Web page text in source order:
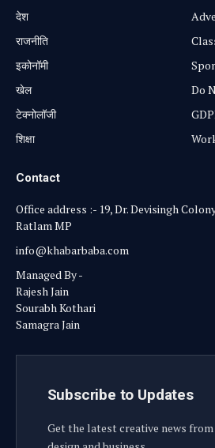
⁠देश
राजनीति
⁠इकोनॉमी
खेल
टेक्नोलॉजी
शिक्षा
Do
Contact
Office address :- 19, Dr. Devisingh
Ratlam MP
info@khabarbaba.com
Managed By -
Rajesh Jain
Sourabh Kothari
Samagra Jain
Subscribe to Updates
Get the latest creative news